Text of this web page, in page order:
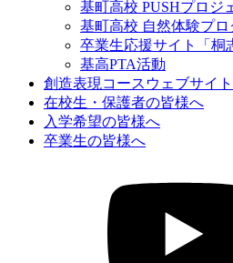
基町高校 PUSHプロジ
基町高校 自然体験プロ
卒業生応援サイト「桐
基高PTA活動
創造表現コースウェブサイト
在校生・保護者の皆様へ
入学希望の皆様へ
卒業生の皆様へ